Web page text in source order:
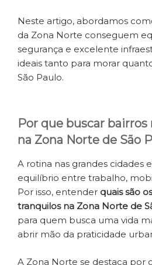
Neste artigo, abordamos
da Zona Norte conseguem
segurança e excelente
ideais tanto para morar
São Paulo.
Por que buscar
na Zona Norte de São
A rotina nas grandes cidades
equilíbrio entre trabalho,
Por isso, entender quais são
tranquilos na Zona Norte de
para quem busca uma vida
abrir mão da praticidade
A Zona Norte se destaca por